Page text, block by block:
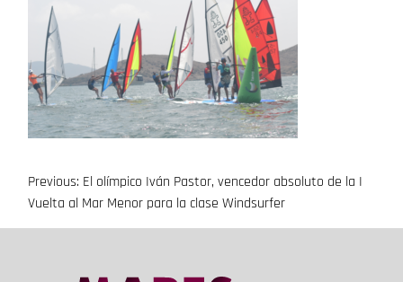
Navegación
Previous: El olímpico Iván Pastor, vencedor absoluto de la I
Vuelta al Mar Menor para la clase Windsurfer